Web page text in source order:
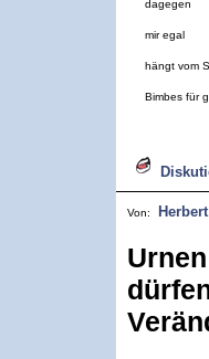
dagegen
mir egal
hängt vom
Bimbes für
Von: Herbert